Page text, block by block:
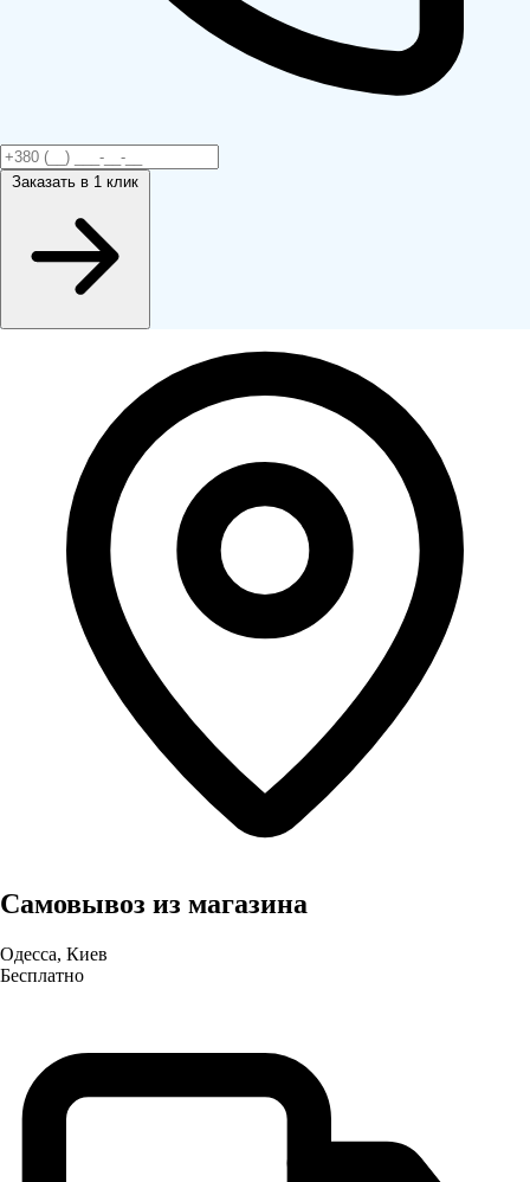
Заказать в 1 клик
Самовывоз из магазина
Одесса, Киев
Бесплатно